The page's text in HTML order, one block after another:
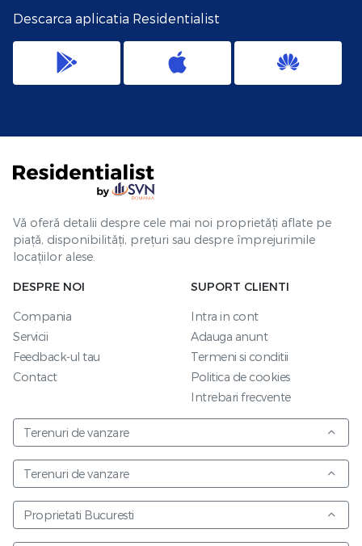
Descarca aplicatia Residentialist
Vă oferă detalii despre cele mai noi proprietăți aflate pe
piață, disponibilități, prețuri sau despre împrejurimile
locațiilor alese.
DESPRE NOI
Compania
Servicii
Feedback-ul tau
Contact
SUPORT CLIENTI
Intra in cont
Adauga anunt
Termeni si conditii
Politica de cookies
Intrebari frecvente
Terenuri de vanzare
Terenuri de vanzare
Proprietati Bucuresti